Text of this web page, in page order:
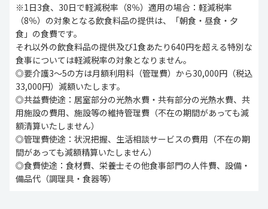
※1日3食、30日で軽減税率（8％）適用の場合：軽減税率
（8％）の対象となる飲食料品の提供は、「朝食・昼食・夕
食」の食費です。
それ以外の飲食料品の提供及び1食あたり640円を超える特別な
食事については軽減税率の対象となりません。
◎要介護3～5の方は月額利用料（管理費）から30,000円（税込
33,000円）減額いたします。
◎共益費使途：居室部分の光熱水費・共有部分の光熱水費、共
用施設の費用、施設等の維持管理費（不在の期間があっても減
額清算いたしません）
◎管理費使途：状況把握、生活相談サービスの費用（不在の期
間があっても減額精算いたしません）
◎食費使途：食材費、栄養士その他食事部門の人件費、設備・
備品代（調理具・食器等）